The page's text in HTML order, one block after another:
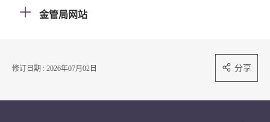
金管局网站
修订日期 : 2026年07月02日 分享